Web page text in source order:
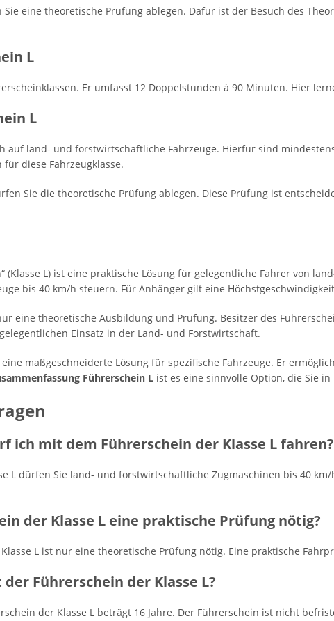
Sie eine theoretische Prüfung ablegen. Dafür ist der Besuch des
L
Er umfasst 12 Doppelstunden à 90 Minuten. Hier
L
auf land- und forstwirtschaftliche Fahrzeuge. Hierfür sind
diese Fahrzeugklasse.
Sie die theoretische Prüfung ablegen. Diese Prüfung ist
(Klasse L) ist eine praktische Lösung für gelegentliche Fahrer von
bis 40 km/h steuern. Für Anhänger gilt eine
eine theoretische Ausbildung und Prüfung. Besitzer des
Einsatz in der Land- und Forstwirtschaft.
maßgeschneiderte Lösung für spezifische Fahrzeuge. Er
Führerschein L ist es eine sinnvolle Option, die Sie
ich mit dem Führerschein der Klasse L fahren?
L dürfen Sie land- und forstwirtschaftliche Zugmaschinen bis 40
der Klasse L eine praktische Prüfung nötig?
L ist nur eine theoretische Prüfung nötig. Eine praktische
Führerschein der Klasse L?
der Klasse L beträgt 16 Jahre. Der Führerschein ist nicht